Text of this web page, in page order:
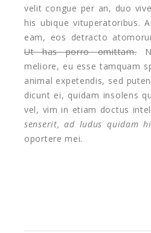
velit congue per an, duo
his ubique vituperatoribus.
eam, eos detracto
Ut has porro omittam.
meliore, eu esse tamquam
animal expetendis, sed
dicunt ei, quidam insolens
vel, vim in etiam doctus
senserit, ad ludus quidam
oportere mei.